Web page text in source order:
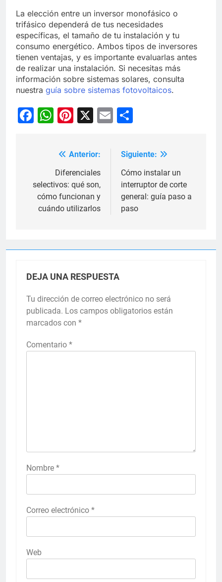
La elección entre un inversor monofásico o
trifásico dependerá de tus necesidades
específicas, el tamaño de tu instalación y tu
consumo energético. Ambos tipos de inversores
tienen ventajas, y es importante evaluarlas antes
de realizar una instalación. Si necesitas más
información sobre sistemas solares, consulta
nuestra guía sobre sistemas fotovoltaicos.
Facebook
WhatsApp
Pinterest
X Email
Navegación
entradas
Anterior:
Diferenciales
selectivos: qué son,
cómo funcionan y
cuándo utilizarlos
Siguiente:
Cómo instalar un
interruptor de corte
general: guía paso a
paso
DEJA UNA RESPUESTA
Tu dirección de correo electrónico no será
publicada. Los campos obligatorios están
marcados con *
Comentario *
Nombre *
Correo electrónico *
Web